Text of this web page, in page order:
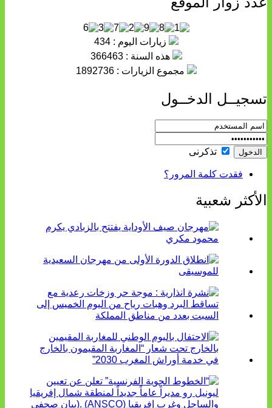
زيارات اليوم : 434
هذه السنة : 366463
مجموع الزيارات : 1892736
تسجيــل الدخــول
تذكرنى
فقدت كلمة المرور؟
الأكثر شعبية